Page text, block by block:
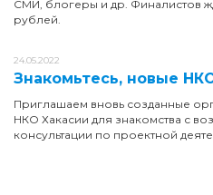
СМИ, блогеры и др. Финалистов
рублей.
24.05.2022
Знакомьтесь, новые
Приглашаем вновь созданные
НКО Хакасии для знакомства с
консультации по проектной